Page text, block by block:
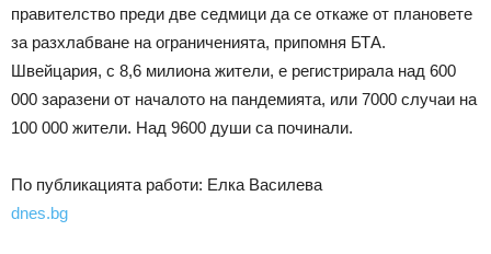
правителство преди две седмици да се откаже от плановете
за разхлабване на ограниченията, припомня БТА.
Швейцария, с 8,6 милиона жители, е регистрирала над 600
000 заразени от началото на пандемията, или 7000 случаи на
100 000 жители. Над 9600 души са починали.
По публикацията работи: Елка Василева
dnes.bg